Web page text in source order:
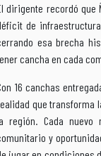
dirigente recordó que
de infraestructura
esa brecha
cancha en cada
16 canchas
que transforma
región. Cada nuevo
y